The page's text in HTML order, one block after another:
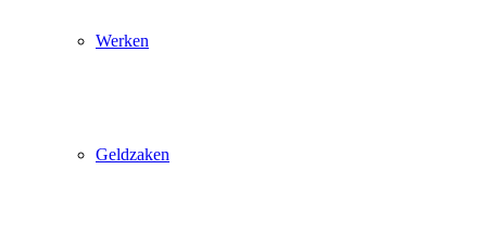
Werken
Geldzaken